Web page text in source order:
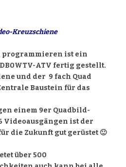
Kreuzschiene
programmieren ist ein
ATV fertig gestellt.
und der 9 fach Quad
Baustein für das
einem 9er Quadbild-
Videoausgängen ist der
die Zukunft gut gerüstet 🙂
über 500